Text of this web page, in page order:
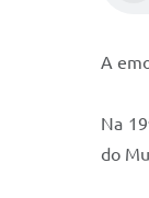
A
Na
do